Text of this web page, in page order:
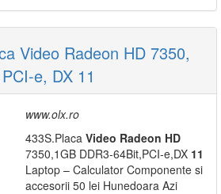
Video Radeon HD 7350,
e, DX 11
www.olx.ro
433S.Placa Video Radeon HD
7350,1GB DDR3-64Bit,PCI-e,DX 11
Laptop – Calculator Componente si
accesorii 50 lei Hunedoara Azi